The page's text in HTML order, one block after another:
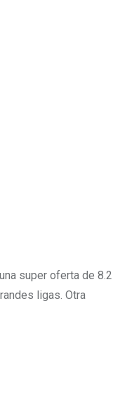
super oferta de 8.2
ligas. Otra